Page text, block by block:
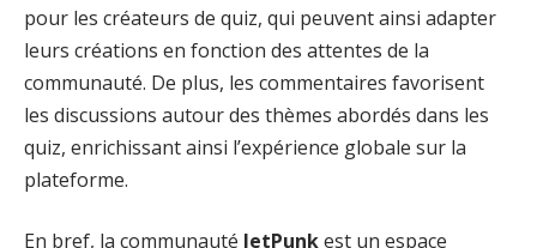
pour les créateurs de quiz, qui peuvent ainsi adapter
leurs créations en fonction des attentes de la
communauté. De plus, les commentaires favorisent
les discussions autour des thèmes abordés dans les
quiz, enrichissant ainsi l’expérience globale sur la
plateforme.
En bref, la communauté JetPunkest un espace